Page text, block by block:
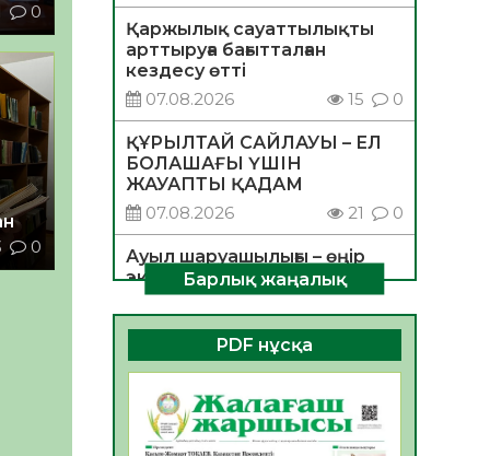
0
0
Қаржылық сауаттылықты
арттыруға бағытталған
кездесу өтті
07.08.2026
15 0
ҚҰРЫЛТАЙ САЙЛАУЫ – ЕЛ
БОЛАШАҒЫ ҮШІН
ЖАУАПТЫ ҚАДАМ
07.08.2026
21 0
Ауыл шаруашылығы – өңір
экономикасының негізгі
тірегі
06.08.2026
31 0
ҚОҒАМДЫҚ БЕЛСЕНДІЛІК –
ЕЛ ДАМУЫНЫҢ НЕГІЗІ
06.08.2026
30
Барлық жаңалық
PDF нұсқа